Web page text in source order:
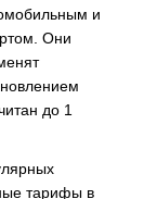
и
Они
до 1
тарифы в